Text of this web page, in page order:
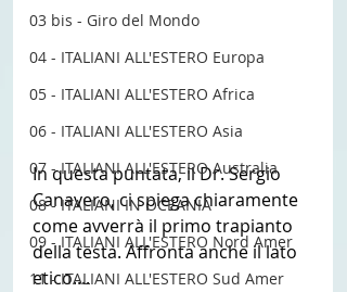
03 bis - Giro del Mondo
04 - ITALIANI ALL'ESTERO Europa
05 - ITALIANI ALL'ESTERO Africa
06 - ITALIANI ALL'ESTERO Asia
07 - ITALIANI ALL'ESTERO Australia
08 - ITALIANI IN OCEANIA
09 - ITALIANI ALL'ESTERO Nord Amer
11 - ITALIANI ALL'ESTERO Sud Amer
In questa puntata, il Dr. Sergio
Canavero, ci spiega chiaramente
come avverrà il primo trapianto
della testa. Affronta anche il lato
etico....